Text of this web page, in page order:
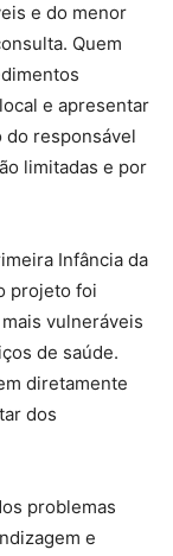
e do menor
Quem
e apresentar
do responsável
limitadas e por
Infância da
projeto foi
vulneráveis
de saúde.
diretamente
dos
problemas
e